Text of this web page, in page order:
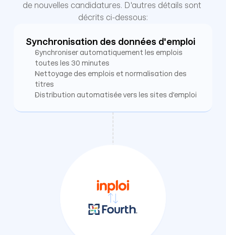
de nouvelles candidatures. D'autres détails sont
décrits ci-dessous:
Synchronisation des données d'emploi
Synchroniser automatiquement les emplois
toutes les 30 minutes
Nettoyage des emplois et normalisation des
titres
Distribution automatisée vers les sites d'emploi